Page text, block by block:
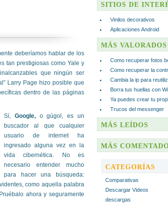
deberíamos hablar de los
tan prestigiosas como Yale y
que ningún ser
Larry Page hizo posible que
dentro de las páginas
Sí, Google,o gúgol, es un
buscador al que cualquier
usuario de internet ha
ingresado alguna vez en la
vida cibernética. No es
necesario entender mucho
para hacer una búsqueda:
como aquella palabra
ahora y seguramente
SITIOS DE
Vinilos decorativos
Aplicaciones Android
MÁS VALORADOS
Como recuperar fotos
Como recuperar la
Cambia la ip para
Borra tus huellas con
Ya puedes crear tu
Trucos del messenger
MÁS LEÍDOS
MÁS
CATEGORÍAS
Comparativas
Descargar Videos
descargas